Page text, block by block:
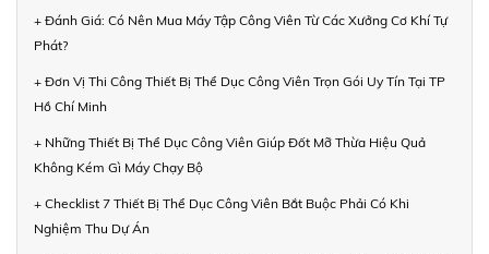
+ Đánh Giá: Có Nên Mua Máy Tập Công Viên Từ Các Xưởng Cơ Khí Tự
Phát?
+ Đơn Vị Thi Công Thiết Bị Thể Dục Công Viên Trọn Gói Uy Tín Tại TP
Hồ Chí Minh
+ Những Thiết Bị Thể Dục Công Viên Giúp Đốt Mỡ Thừa Hiệu Quả
Không Kém Gì Máy Chạy Bộ
+ Checklist 7 Thiết Bị Thể Dục Công Viên Bắt Buộc Phải Có Khi
Nghiệm Thu Dự Án